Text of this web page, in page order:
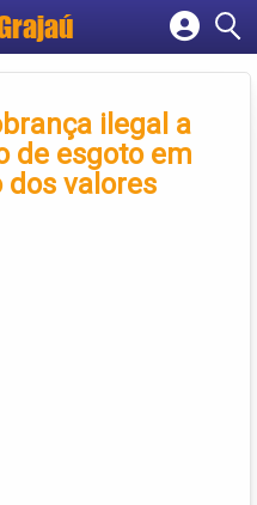
empresa
conta
ilegal a
de esgoto em
dos valores